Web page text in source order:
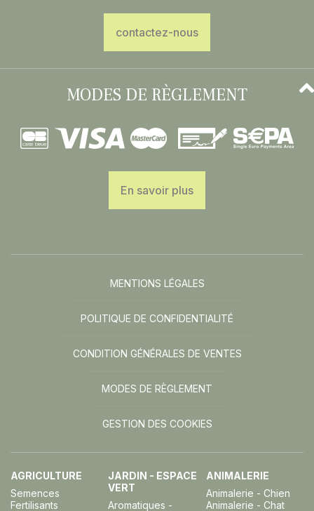
contactez-nous
MODES DE RÈGLEMENT
En savoir plus
MENTIONS LÉGALES
POLITIQUE DE CONFIDENTIALITÉ
CONDITION GÉNÉRALES DE VENTES
MODES DE RÈGLEMENT
GESTION DES COOKIES
AGRICULTURE
Semences
Fertilisants
JARDIN - ESPACE
VERT
Aromatiques -
ANIMALERIE
Animalerie - Chien
Animalerie - Chat